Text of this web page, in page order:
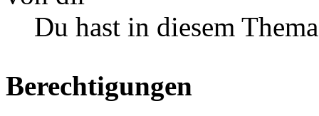
Du hast in diesem
Berechtigungen